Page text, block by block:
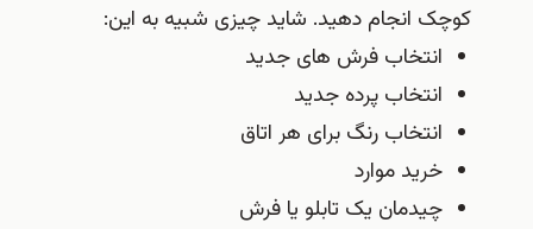
کوچک انجام دهید. شاید چیزی شبیه به این:
انتخاب فرش های جدید
انتخاب پرده جدید
انتخاب رنگ برای هر اتاق
خرید موارد
چیدمان یک تابلو یا فرش